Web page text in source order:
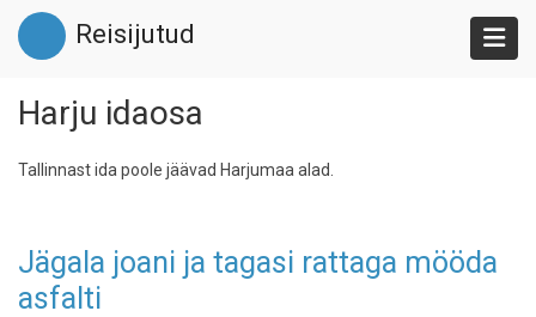
Liigu
edasi
põhisisu
Reisijutud
Harju idaosa
Tallinnast ida poole jäävad Harjumaa alad.
Jägala joani ja tagasi rattaga mööda
asfalti